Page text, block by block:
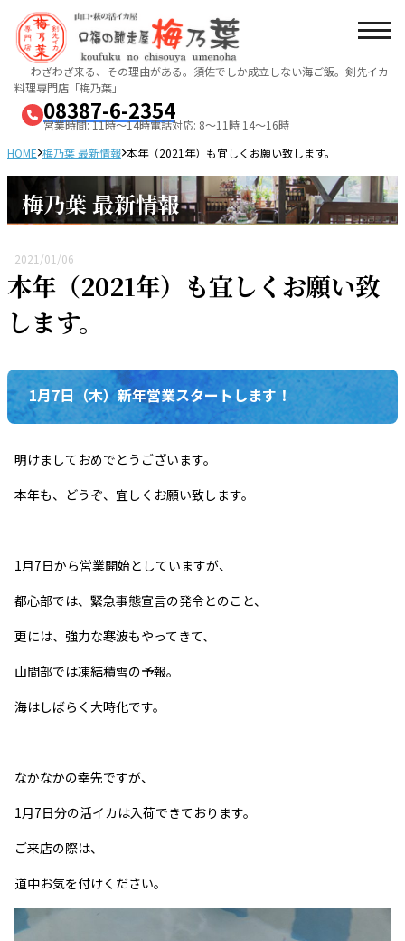
わざわざ来る、その理由がある。須佐でしか成立しない海ご飯。 剣先イカ
料理専門店「梅乃葉」
08387-6-2354
営業時間: 11時～14時電話対応: 8～11時 14～16時
HOME 梅乃葉 最新情報 本年（2021年）も宜しくお願い致します。
梅乃葉 最新情報
2021/01/06
本年（2021年）も宜しくお願い致
します。
1月7日（木）新年営業スタートします！
明けましておめでとうございます。
本年も、どうぞ、宜しくお願い致します。
1月7日から営業開始としていますが、
都心部では、緊急事態宣言の発令とのこと、
更には、強力な寒波もやってきて、
山間部では凍結積雪の予報。
海はしばらく大時化です。
なかなかの幸先ですが、
1月7日分の活イカは入荷できております。
ご来店の際は、
道中お気を付けください。